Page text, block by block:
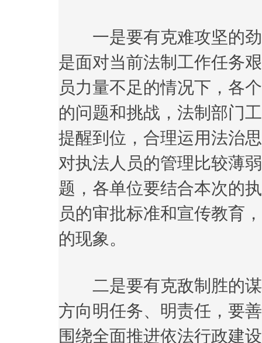
一是要有克难攻坚的劲
是面对当前法制工作任务
员力量不足的情况下，各
的问题和挑战，法制部门
提醒到位，合理运用法治
对执法人员的管理比较薄
题，各单位要结合本次的
员的审批标准和宣传教育
的现象。
二是要有克敌制胜的谋
方向明任务、明责任，要
围绕全面推进依法行政建